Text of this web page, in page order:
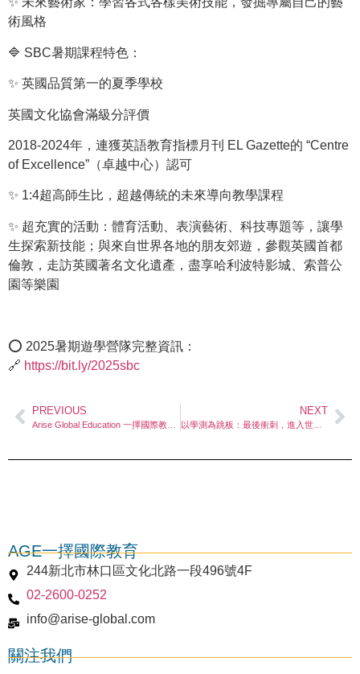
術風格
🔷 SBC暑期課程特色：
✨ 英國品質第一的夏季學校
英國文化協會滿級分評價
2018-2024年，連獲英語教育指標月刊 EL Gazette的 “Centre
of Excellence”（卓越中心）認可
✨ 1:4超高師生比，超越傳統的未來導向教學課程
✨ 超充實的活動：體育活動、表演藝術、科技專題等，讓學
生探索新技能；與來自世界各地的朋友郊遊，參觀英國首都
倫敦，走訪英國著名文化遺產，盡享哈利波特影城、索普公
園等樂園
⭕️ 2025暑期遊學營隊完整資訊：
🔗 https://bit.ly/2025sbc
PREVIOUS NEXT
以學測為跳板：最後衝刺，進入世界名校的機會別錯過！
AGE一擇國際教育
244新北市林口區文化北路一段496號4F
02-2600-0252
info@arise-global.com
關注我們